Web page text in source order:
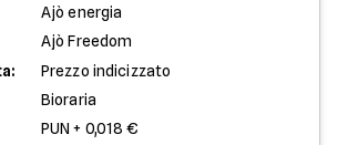
Ajò energia
Ajò Freedom
Prezzo indicizzato
Bioraria
PUN + 0,018 €